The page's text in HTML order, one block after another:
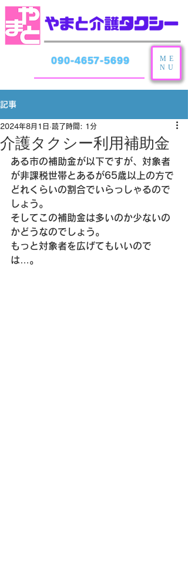
090-4657-5699
ME
NU
記事
介護タクシー利用補助金
2024年8月1日 読了時間: 1分
ある市の補助金が以下ですが、対象者
が非課税世帯とあるが65歳以上の方で
どれくらいの割合でいらっしゃるので
しょう。
そしてこの補助金は多いのか少ないの
かどうなのでしょう。
もっと対象者を広げてもいいので
は…。